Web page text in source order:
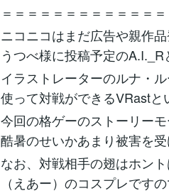
＝＝＝＝＝＝＝＝＝＝＝＝
ニコニコはまだ広告や親作
うつべ様に投稿予定のA.I._R
イラストレーターのルナ・
使って対戦ができるVRastと
今回の格ゲーのストーリー
酷暑のせいかあまり被害を
なお、対戦相手の翅はホン
（えあー）のコスプレです